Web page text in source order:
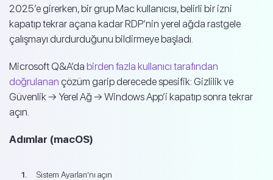
2025’e girerken, bir grup Mac kullanıcısı, belirli bir izni
kapatıp tekrar açana kadar RDP’nin yerel ağda rastgele
çalışmayı durdurduğunu bildirmeye başladı.
Microsoft Q&A’da birden fazla kullanıcı tarafından
doğrulanan çözüm garip derecede spesifik: Gizlilik ve
Güvenlik → Yerel Ağ → Windows App’i kapatıp sonra tekrar
açın.
Adımlar (macOS)
Sistem Ayarları’nı açın